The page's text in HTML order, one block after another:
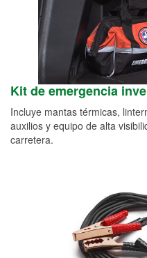
Kit de emergencia
Incluye mantas térmicas,
auxilios y equipo de alta
carretera.